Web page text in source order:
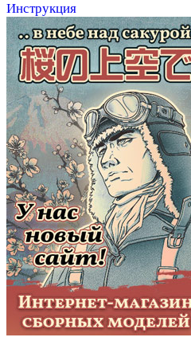
Инструкция